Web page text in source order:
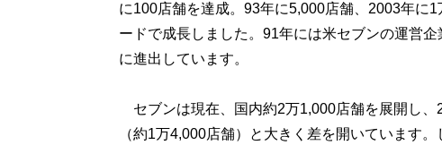
に100店舗を達成。93年に5,000店舗、2003年に
ードで成長しました。91年には米セブンの運営
に進出しています。
セブンは現在、国内約2万1,000店舗を展開し
（約1万4,000店舗）と大きく差を開いています